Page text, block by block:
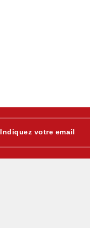
Indiquez votre email